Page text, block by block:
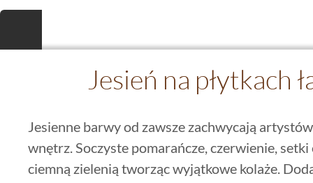
Jesień na płytkach
Jesienne barwy od zawsze zachwycają
wnętrz. Soczyste pomarańcze, czerwienie, setki
ciemną zielenią tworząc wyjątkowe kolaże.